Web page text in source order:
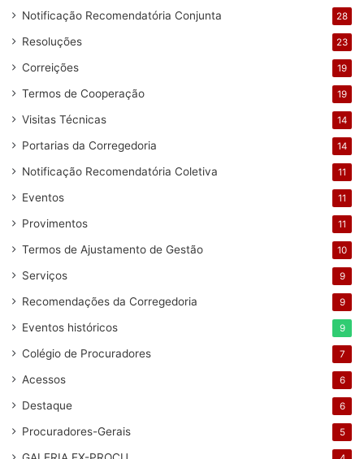
Notificação Recomendatória Conjunta 28
Resoluções 23
Correições 19
Termos de Cooperação 19
Visitas Técnicas 14
Portarias da Corregedoria 14
Notificação Recomendatória Coletiva 11
Eventos 11
Provimentos 11
Termos de Ajustamento de Gestão 10
Serviços 9
Recomendações da Corregedoria 9
Eventos históricos 9
Colégio de Procuradores 7
Acessos 6
Destaque 6
Procuradores-Gerais 5